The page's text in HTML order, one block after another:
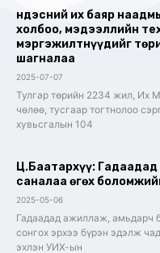
Үндэсний их баяр
холбоо, мэдээллийн
мэргэжилтнүүдийг
шагналаа
2025-07-07
Тулгар төрийн 2234 жил, Их
чөлөө, тусгаар тогтнолоо
хувьсгалын 104
Ц.Баатархүү:
саналаа өгөх
2025-05-06
Гадаадад ажиллаж, амьдарч
сонгох эрхээ бүрэн эдэлж
эхлэн УИХ-ын